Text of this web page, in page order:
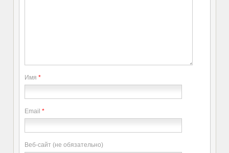
Имя *
Email *
Веб-сайт (не обязательно)